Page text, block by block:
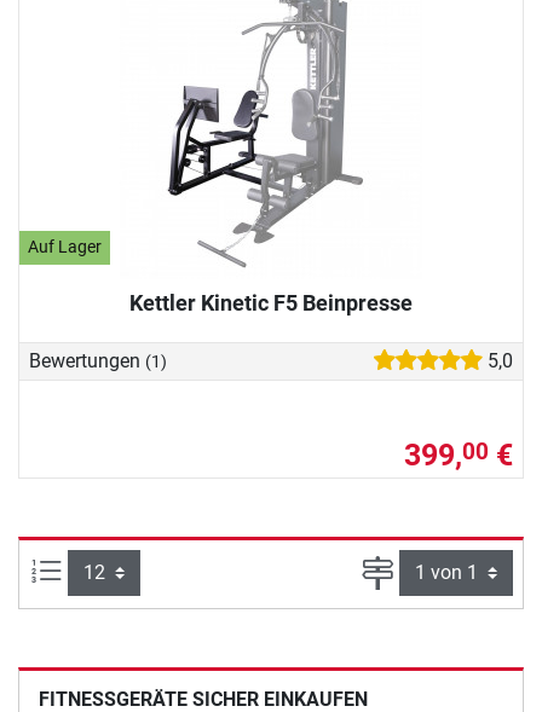
Auf Lager
Kettler Kinetic F5 Beinpresse
Bewertungen (1) 5,0
399,00 €
Artikel pro Seite: Seite
FITNESSGERÄTE SICHER EINKAUFEN